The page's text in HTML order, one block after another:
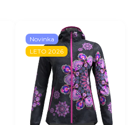
Novinka
LETO 2026